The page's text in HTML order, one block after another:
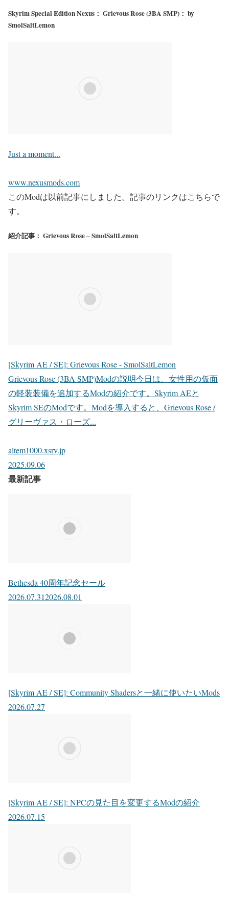
Skyrim Special Edition Nexus： Grievous Rose (3BA SMP)： by
SmolSaltLemon
Just a moment...
www.nexusmods.com
このModは以前記事にしました。記事のリンクはこちらで
す。
紹介記事： Grievous Rose – SmolSaltLemon
[Skyrim AE / SE]: Grievous Rose - SmolSaltLemon
Grievous Rose (3BA SMP)Modの説明今日は、女性用の仮面
の軽装装備を追加するModの紹介です。Skyrim AEと
Skyrim SEのModです。Modを導入すると、Grievous Rose /
グリーヴァス・ローズ...
altem1000.xsrv.jp
2025.09.06
最新記事
Bethesda 40周年記念セール
2026.07.312026.08.01
[Skyrim AE / SE]: Community Shadersと一緒に使いたいMods
2026.07.27
[Skyrim AE / SE]: NPCの見た目を変更するModの紹介
2026.07.15